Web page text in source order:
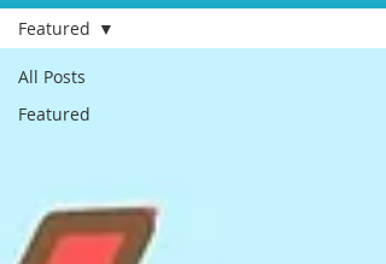
All Posts
Featured
Featured